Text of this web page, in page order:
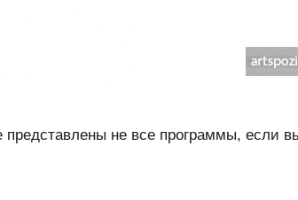
представлены не все программы, если